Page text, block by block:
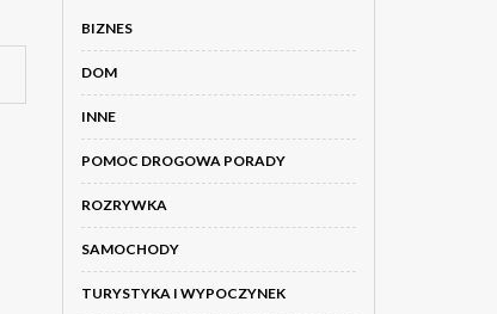
BIZNES
DOM
INNE
POMOC DROGOWA PORADY
ROZRYWKA
SAMOCHODY
TURYSTYKA I WYPOCZYNEK